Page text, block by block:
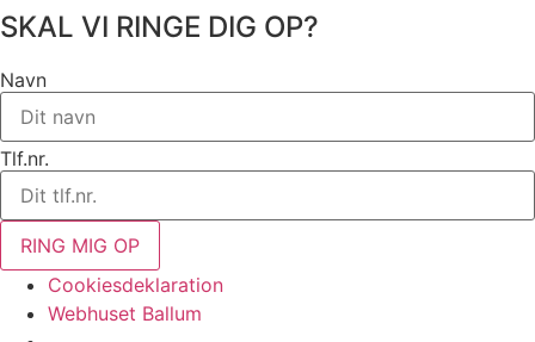
SKAL VI RINGE DIG OP?
Navn
Tlf.nr.
RING MIG OP
Cookiesdeklaration
Webhuset Ballum